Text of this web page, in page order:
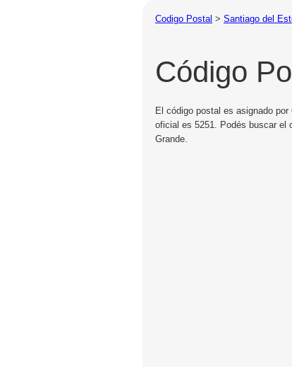
Codigo Postal > Santiago del
Código
El código postal es asignado
oficial es 5251. Podés buscar el
Grande.